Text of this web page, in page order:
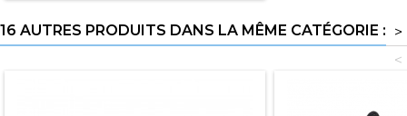
16 AUTRES PRODUITS DANS LA MÊME CATÉGORIE : >
<